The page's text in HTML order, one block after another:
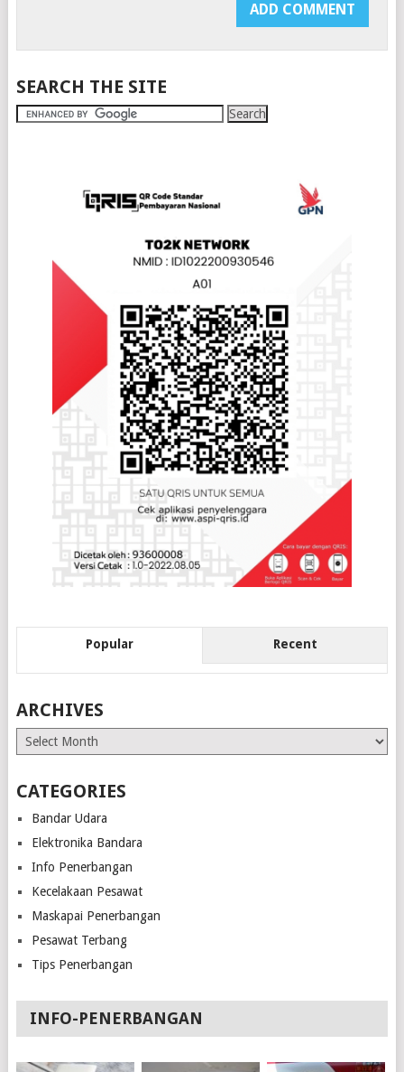
SEARCH THE SITE
Popular Recent
ARCHIVES
Archives
CATEGORIES
Bandar Udara
Elektronika Bandara
Info Penerbangan
Kecelakaan Pesawat
Maskapai Penerbangan
Pesawat Terbang
Tips Penerbangan
INFO-PENERBANGAN